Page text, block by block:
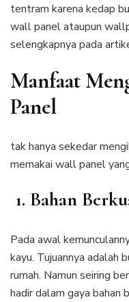
tentram karena kedap
wall panel ataupun
selengkapnya pada
Manfaat
Panel
tak hanya sekedar
memakai wall panel
1. Bahan
Pada awal
kayu. Tujuannya adalah
rumah. Namun seiring
hadir dalam gaya bahan